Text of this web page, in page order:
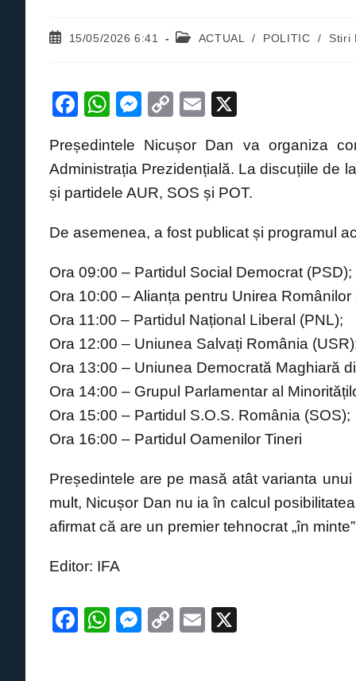
Post15/05/2026 6:41
Post ACTUAL / POLITIC / Stiri
F
c
e
b
o
k
W
at
s
A
p
M
ss
e
n
g
C
p
y
Li
n
E
ail
Președintele Nicușor Dan va organiza
Administrația Prezidențială. La discuțiile de
și partidele AUR, SOS și POT.
De asemenea, a fost publicat și programul
Ora 09:00 – Partidul Social Democrat (PSD);
Ora 10:00 – Alianța pentru Unirea Românilor
Ora 11:00 – Partidul Național Liberal (PNL);
Ora 12:00 – Uniunea Salvați România
Ora 13:00 – Uniunea Democrată Maghiară
Ora 14:00 – Grupul Parlamentar al
Ora 15:00 – Partidul S.O.S. România (SOS);
Ora 16:00 – Partidul Oamenilor Tineri
Președintele are pe masă atât varianta
mult, Nicușor Dan nu ia în calcul
afirmat că are un premier tehnocrat „în
Editor: IFA
F
W
M
C
E